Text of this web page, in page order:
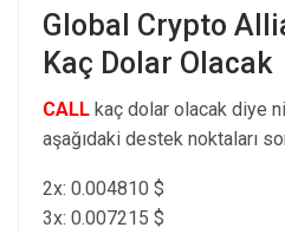
Global Crypto
Kaç Dolar Olacak
CALL kaç dolar olacak diye
aşağıdaki destek noktaları
2x: 0.004810 $
3x: 0.007215 $